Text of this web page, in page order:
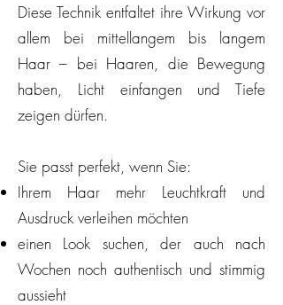
Diese Technik entfaltet ihre Wirkung vor
allem bei mittellangem bis langem
Haar – bei Haaren, die Bewegung
haben, Licht einfangen und Tiefe
zeigen dürfen.
Sie passt perfekt, wenn Sie:
Ihrem Haar mehr Leuchtkraft und
Ausdruck verleihen möchten
einen Look suchen, der auch nach
Wochen noch authentisch und stimmig
aussieht